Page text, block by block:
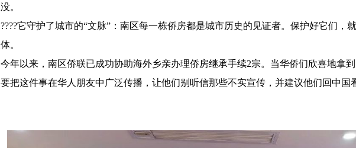
。
????它守护了城市的“文脉”：南区每一栋侨房都是城市历史的见证者。保护好它们，
。
今年以来，南区侨联已成功协助海外乡亲办理侨房继承手续2宗。当华侨们欣喜地拿
把这件事在华人朋友中广泛传播，让他们别听信那些不实宣传，并建议他们回中国